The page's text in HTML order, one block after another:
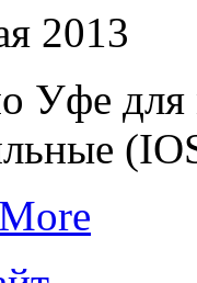
2013
Уфе для